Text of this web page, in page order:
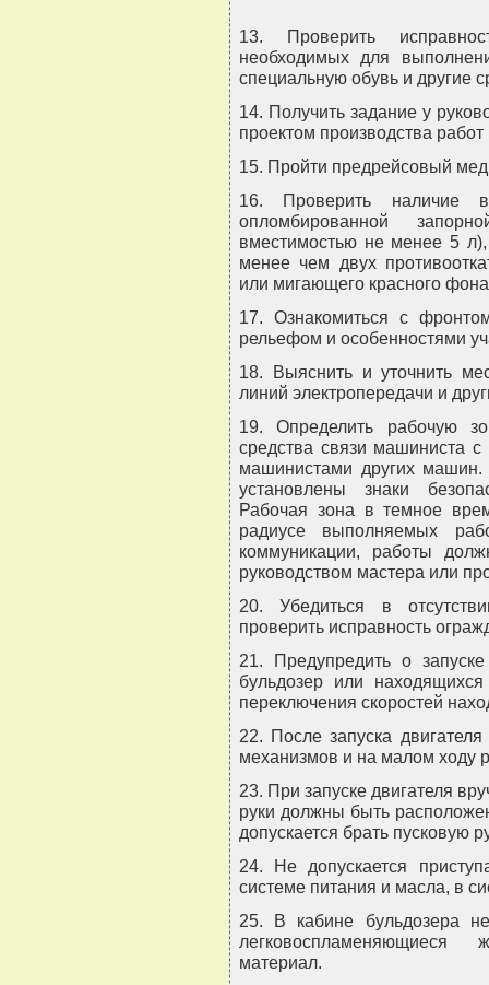
13. Проверить
необходимых для
специальную обувь и другие
14. Получить задание у
проектом производства
15. Пройти предрейсовый
16. Проверить наличие
опломбированной
вместимостью не менее 5
менее чем двух
или мигающего красного
17. Ознакомиться с
рельефом и особенностями
18. Выяснить и уточнить
линий электропередачи и
19. Определить рабочую
средства связи машиниста
машинистами других
установлены знаки
Рабочая зона в темное
радиусе выполняемых
коммуникации, работы
руководством мастера или
20. Убедиться в
проверить исправность
21. Предупредить о
бульдозер или
переключения скоростей
22. После запуска
механизмов и на малом ходу
23. При запуске двигателя
руки должны быть
допускается брать пусковую
24. Не допускается
системе питания и масла, в
25. В кабине бульдозера
легковоспламеняющиеся
материал.